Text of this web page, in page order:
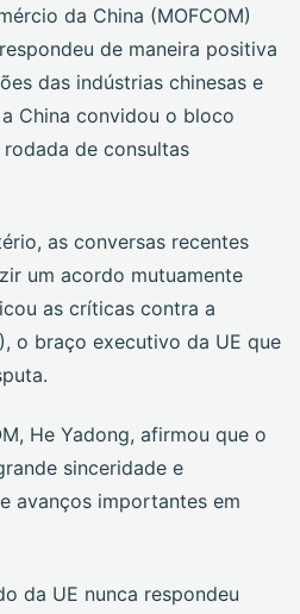
da China (MOFCOM)
de maneira positiva
das indústrias chinesas e
China convidou o bloco
de consultas
as conversas recentes
um acordo mutuamente
as críticas contra a
o braço executivo da UE que
He Yadong, afirmou que o
sinceridade e
avanços importantes em
da UE nunca respondeu